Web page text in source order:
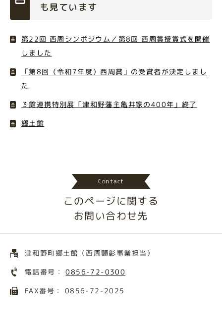
も見ています
第22回 西周シンポジウム／第8回 西周賞授賞式を開催
しました
「第8回（令和7年度）西周賞」の受賞者が決定しまし
た
３館連携特別展「津和野藩主亀井家の400年」終了
郷土館
Contact
このページに関する
お問い合わせ先
津和野町郷土館（西周顕彰事業担当）
電話番号：0856-72-0300
FAX番号： 0856-72-2025